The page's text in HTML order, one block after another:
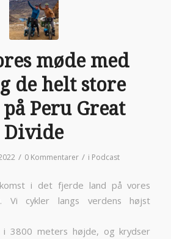
møde med
de helt store
Peru Great
Divide
/ 0 Kommentarer / i Podcast
i det fjerde land på vores
Vi cykler langs verdens højst
3800 meters højde, og krydser